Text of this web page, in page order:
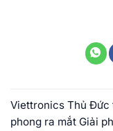
Viettronics Thủ Đức
phong ra mắt Giải